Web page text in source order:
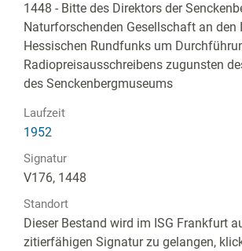
1448 - Bitte des Direktors der
Naturforschenden Gesellschaft an den
Hessischen Rundfunks um
Radiopreisausschreibens zugunsten
des Senckenbergmuseums
Laufzeit
1952
Signatur
V176, 1448
Standort
Dieser Bestand wird im ISG Frankfurt
zitierfähigen Signatur zu gelangen,